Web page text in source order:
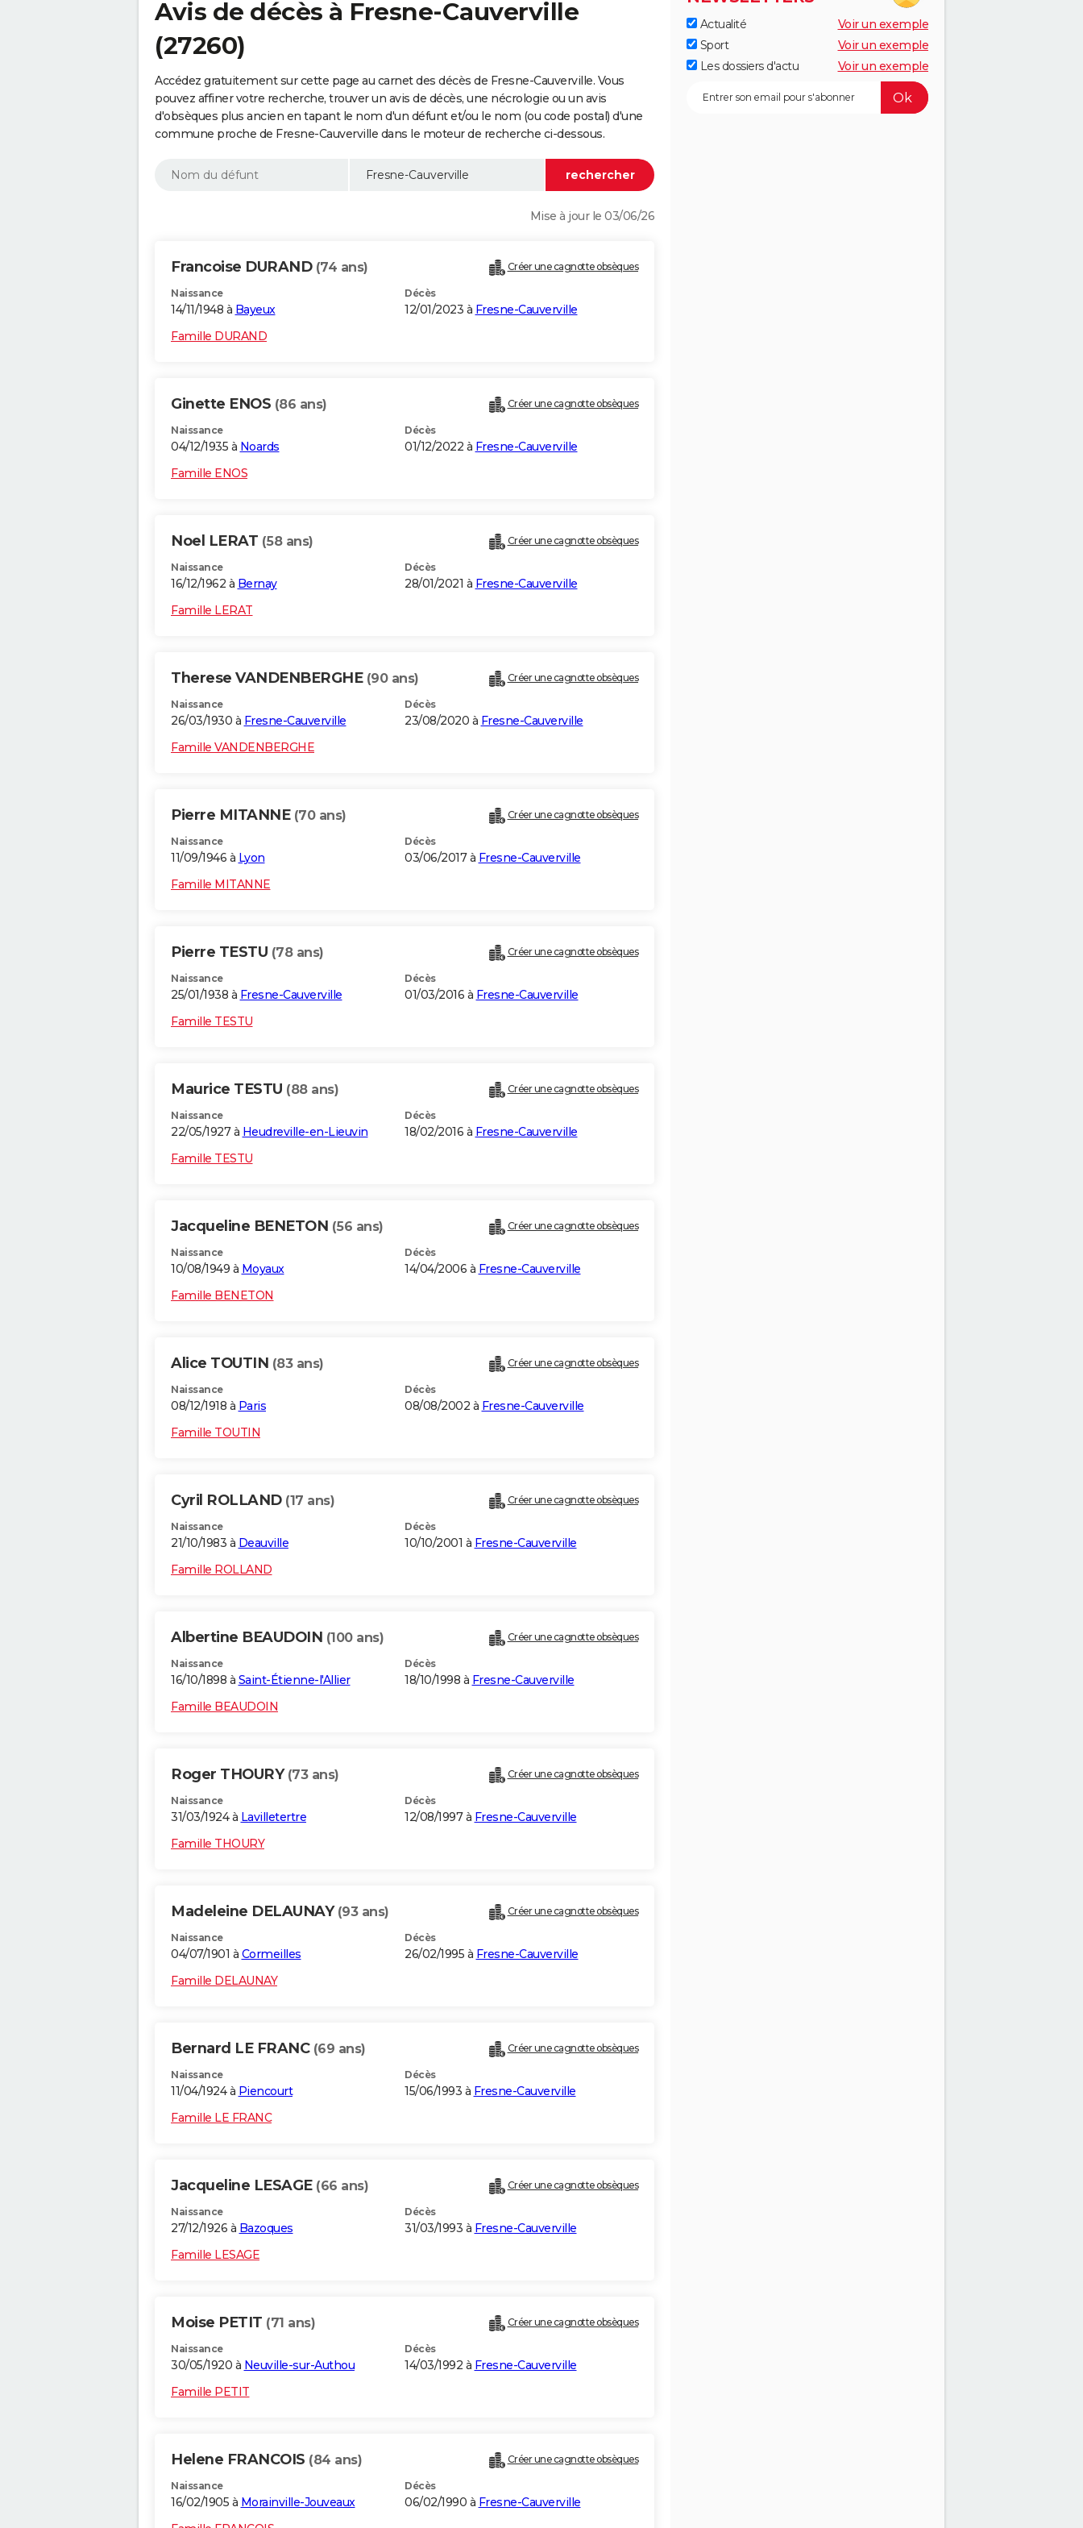
Avis de décès à Fresne-Cauverville
(27260)
Accédez gratuitement sur cette page au carnet des décès de Fresne-Cauverville. Vous
pouvez affiner votre recherche, trouver un avis de décès, une nécrologie ou un avis
d'obsèques plus ancien en tapant le nom d'un défunt et/ou le nom (ou code postal) d'une
commune proche de Fresne-Cauverville dans le moteur de recherche ci-dessous.
Mise à jour le 03/06/26
Francoise DURAND (74 ans) Créer une cagnotte obsèques
Naissance
14/11/1948 à Bayeux
Décès
12/01/2023 à Fresne-Cauverville
Famille DURAND
Ginette ENOS (86 ans) Créer une cagnotte obsèques
Naissance
04/12/1935 à Noards
Décès
01/12/2022 à Fresne-Cauverville
Famille ENOS
Noel LERAT (58 ans) Créer une cagnotte obsèques
Naissance
16/12/1962 à Bernay
Décès
28/01/2021 à Fresne-Cauverville
Famille LERAT
Therese VANDENBERGHE (90 ans) Créer une cagnotte obsèques
Naissance
26/03/1930 à Fresne-Cauverville
Décès
23/08/2020 à Fresne-Cauverville
Famille VANDENBERGHE
Pierre MITANNE (70 ans) Créer une cagnotte obsèques
Naissance
11/09/1946 à Lyon
Décès
03/06/2017 à Fresne-Cauverville
Famille MITANNE
Pierre TESTU (78 ans) Créer une cagnotte obsèques
Naissance
25/01/1938 à Fresne-Cauverville
Décès
01/03/2016 à Fresne-Cauverville
Famille TESTU
Maurice TESTU (88 ans) Créer une cagnotte obsèques
Naissance
22/05/1927 à Heudreville-en-Lieuvin
Décès
18/02/2016 à Fresne-Cauverville
Famille TESTU
Jacqueline BENETON (56 ans) Créer une cagnotte obsèques
Naissance
10/08/1949 à Moyaux
Décès
14/04/2006 à Fresne-Cauverville
Famille BENETON
Alice TOUTIN (83 ans) Créer une cagnotte obsèques
Naissance
08/12/1918 à Paris
Décès
08/08/2002 à Fresne-Cauverville
Famille TOUTIN
Cyril ROLLAND (17 ans) Créer une cagnotte obsèques
Naissance
21/10/1983 à Deauville
Décès
10/10/2001 à Fresne-Cauverville
Famille ROLLAND
Albertine BEAUDOIN (100 ans) Créer une cagnotte obsèques
Naissance
16/10/1898 à Saint-Étienne-l'Allier
Décès
18/10/1998 à Fresne-Cauverville
Famille BEAUDOIN
Roger THOURY (73 ans) Créer une cagnotte obsèques
Naissance
31/03/1924 à Lavilletertre
Décès
12/08/1997 à Fresne-Cauverville
Famille THOURY
Madeleine DELAUNAY (93 ans) Créer une cagnotte obsèques
Naissance
04/07/1901 à Cormeilles
Décès
26/02/1995 à Fresne-Cauverville
Famille DELAUNAY
Bernard LE FRANC (69 ans) Créer une cagnotte obsèques
Naissance
11/04/1924 à Piencourt
Décès
15/06/1993 à Fresne-Cauverville
Famille LE FRANC
Jacqueline LESAGE (66 ans) Créer une cagnotte obsèques
Naissance
27/12/1926 à Bazoques
Décès
31/03/1993 à Fresne-Cauverville
Famille LESAGE
Moise PETIT (71 ans) Créer une cagnotte obsèques
Naissance
30/05/1920 à Neuville-sur-Authou
Décès
14/03/1992 à Fresne-Cauverville
Famille PETIT
Helene FRANCOIS (84 ans) Créer une cagnotte obsèques
Naissance
16/02/1905 à Morainville-Jouveaux
Décès
06/02/1990 à Fresne-Cauverville
Actualité
Voir un exemple
Sport
Voir un exemple
Les dossiers d'actu
Voir un exemple